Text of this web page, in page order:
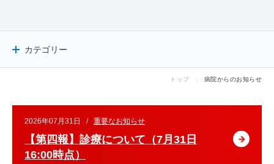
カテゴリー
メディア掲載
ニュースリリース
トップ 病院からのお知らせ
2026年07月31日 重要なお知らせ
【第四報】診療について（7月31日
16:00時点）